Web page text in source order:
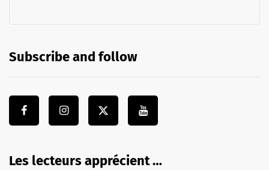
Subscribe and follow
Les lecteurs apprécient …